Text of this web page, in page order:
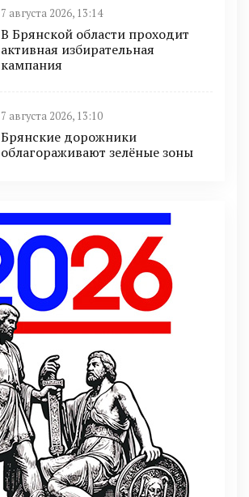
7 августа 2026, 13:14
В Брянской области проходит
активная избирательная
кампания
7 августа 2026, 13:10
Брянские дорожники
облагораживают зелёные зоны